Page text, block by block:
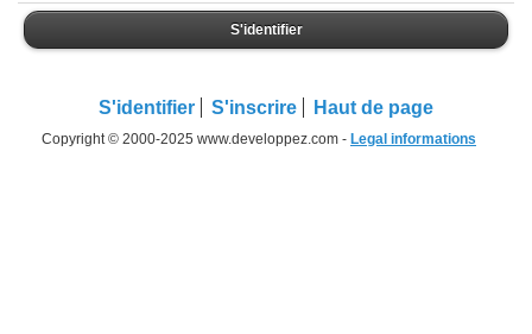
S'identifier
S'identifier S'inscrire Haut de page
Copyright © 2000-2025 www.developpez.com - Legal informations